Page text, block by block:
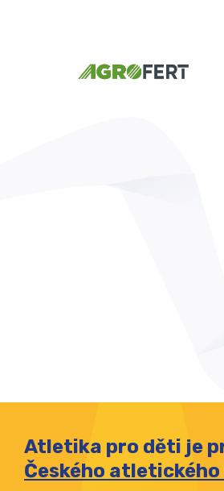
Atletika pro děti je
Českého atletického